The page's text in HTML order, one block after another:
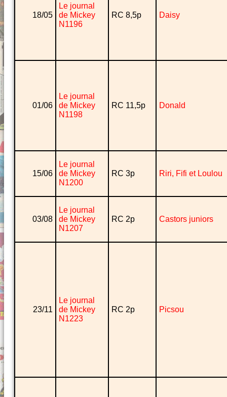
18/05
Le journal
de Mickey
N1196
RC 8,5p Daisy
01/06
Le journal
de Mickey
N1198
RC 11,5p Donald
15/06
Le journal
de Mickey
N1200
RC 3p Riri, Fifi et Loulou
03/08
Le journal
de Mickey
N1207
RC 2p Castors juniors
23/11
Le journal
de Mickey
N1223
RC 2p Picsou